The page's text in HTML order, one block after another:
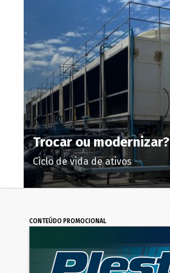
Trocar ou modernizar?
Ciclo de vida de ativos
CONTEÚDO PROMOCIONAL